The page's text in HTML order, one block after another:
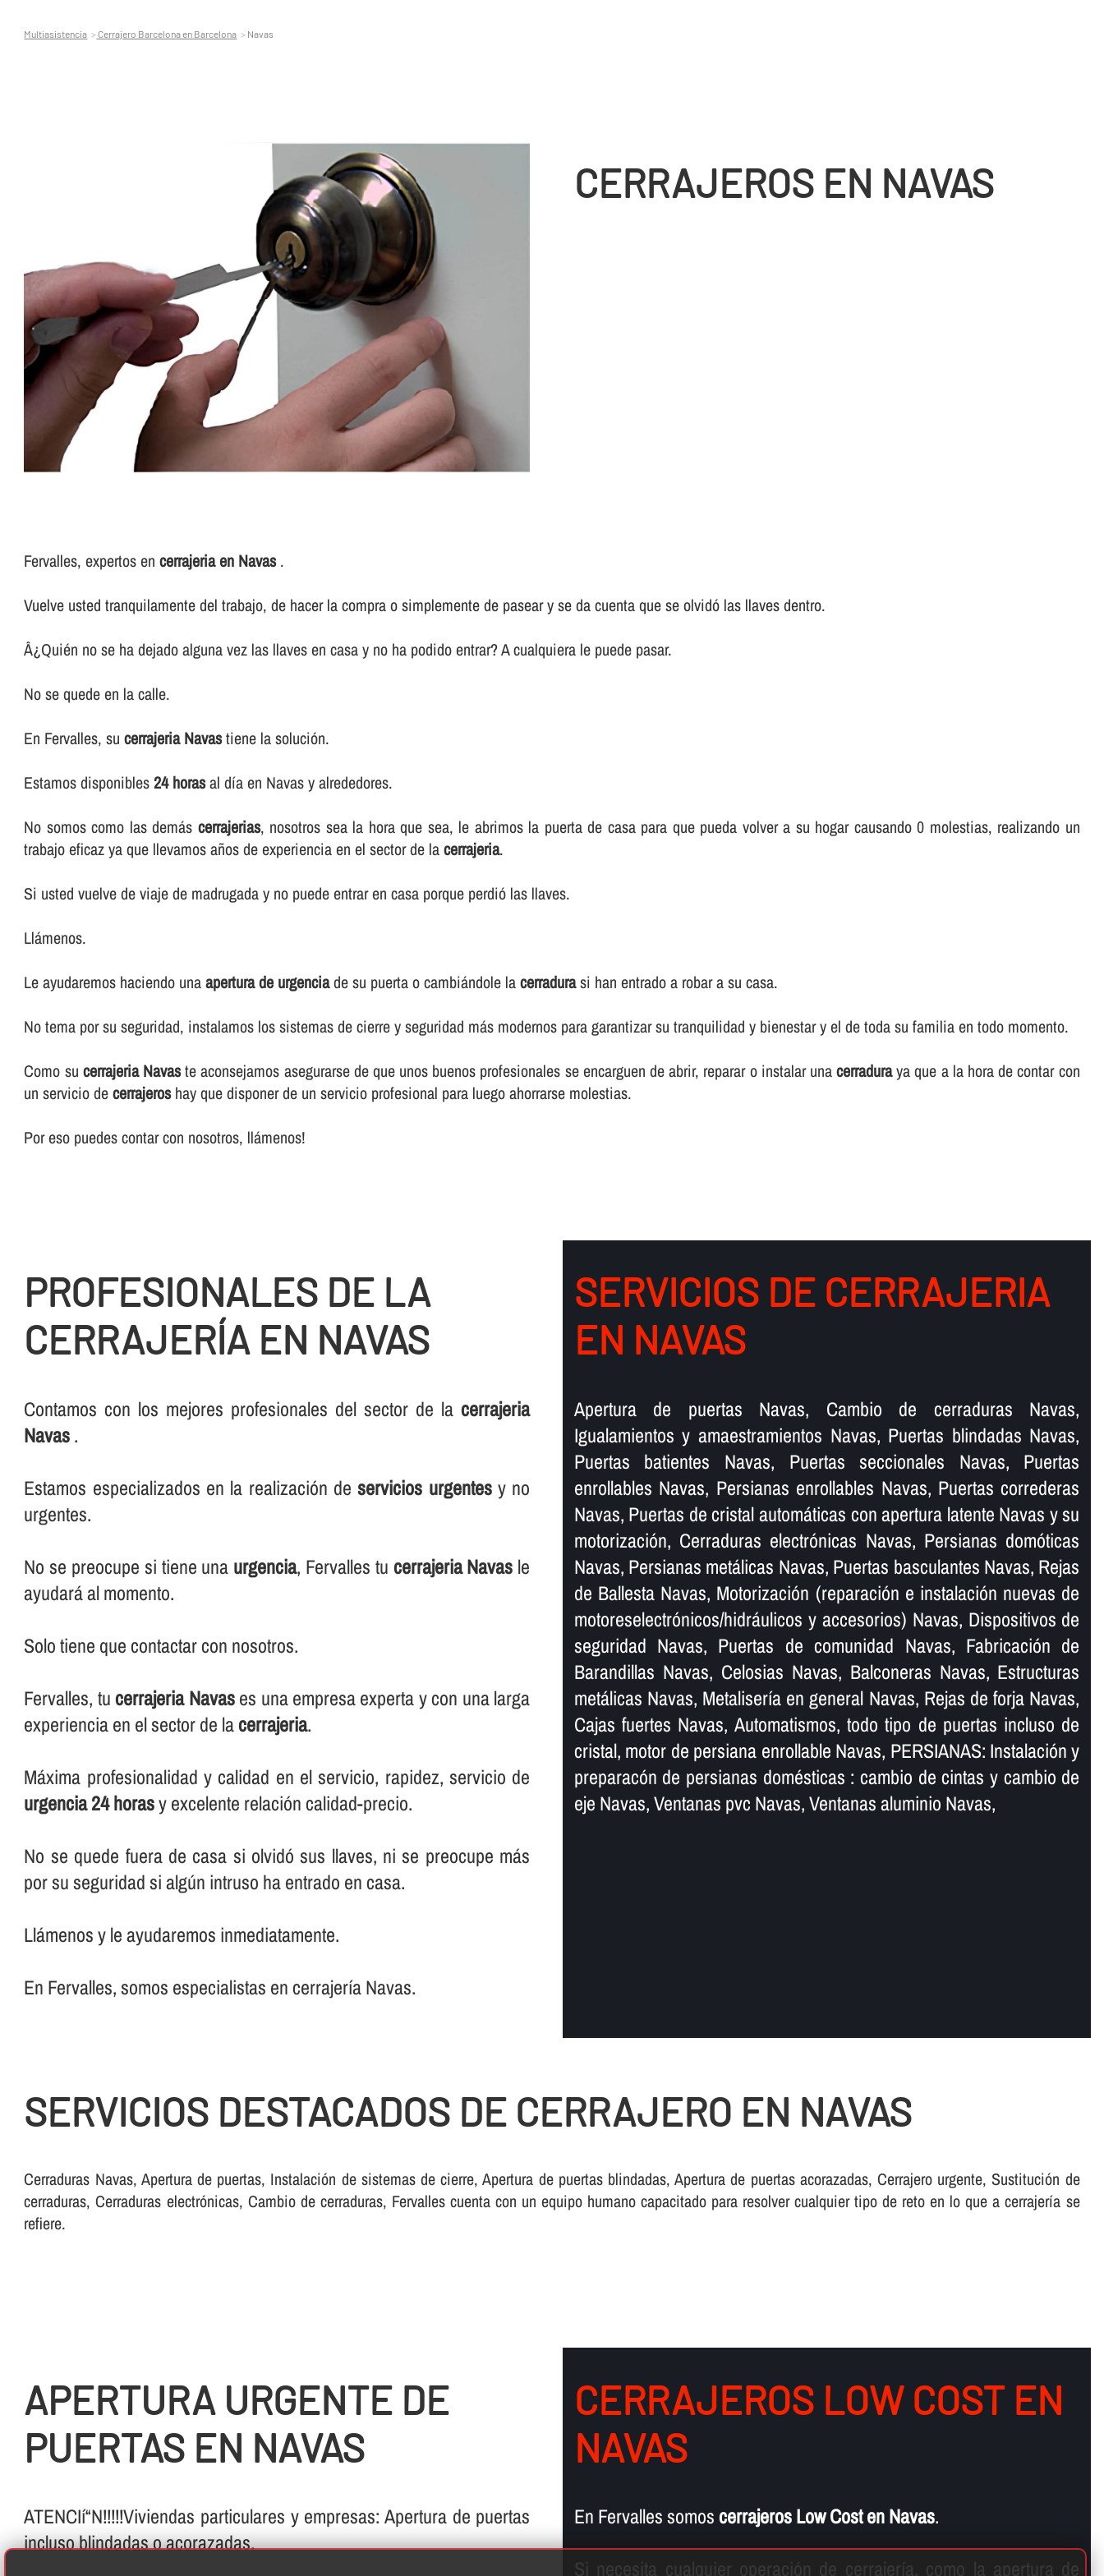
Multiasistencia Cerrajero Barcelona en Barcelona Navas
CERRAJEROS EN NAVAS
Fervalles, expertos encerrajeria en Navas.
Vuelve usted tranquilamente del trabajo, de hacer la compra o simplemente de pasear y se da cuenta que se olvidó las llaves dentro.
Â¿Quién no se ha dejado alguna vez las llaves en casa y no ha podido entrar? A cualquiera le puede pasar.
No se quede en la calle.
En Fervalles, sucerrajeria Navastiene la solución.
Estamos disponibles24 horasal dí­a en Navas y alrededores.
No somos como las demás cerrajerias, nosotros sea la hora que sea, le abrimos la puerta de casa para que pueda volver a su hogar causando 0 molestias, realizando un
trabajo eficaz ya que llevamos años de experiencia en el sector de lacerrajeria.
Si usted vuelve de viaje de madrugada y no puede entrar en casa porque perdió las llaves.
Llámenos.
Le ayudaremos haciendo unaapertura de urgenciade su puerta o cambiándole lacerradurasi han entrado a robar a su casa.
No tema por su seguridad, instalamos los sistemas de cierre y seguridad más modernos para garantizar su tranquilidad y bienestar y el de toda su familia en todo momento.
Como su cerrajeria Navaste aconsejamos asegurarse de que unos buenos profesionales se encarguen de abrir, reparar o instalar unacerraduraya que a la hora de contar con
un servicio decerrajeroshay que disponer de un servicio profesional para luego ahorrarse molestias.
Por eso puedes contar con nosotros, llámenos!
PROFESIONALES DE LA
CERRAJERÍ­A EN NAVAS
Contamos con los mejores profesionales del sector de lacerrajeria
Navas.
Estamos especializados en la realización deservicios urgentesy no
urgentes.
No se preocupe si tiene una urgencia, Fervalles tu cerrajeria Navas le
ayudará al momento.
Solo tiene que contactar con nosotros.
Fervalles, tucerrajeria Navases una empresa experta y con una larga
experiencia en el sector de lacerrajeria.
Máxima profesionalidad y calidad en el servicio, rapidez, servicio de
urgencia 24 horasy excelente relación calidad-precio.
No se quede fuera de casa si olvidó sus llaves, ni se preocupe más
por su seguridad si algún intruso ha entrado en casa.
Llámenos y le ayudaremos inmediatamente.
En Fervalles, somos especialistas en cerrajerí­a Navas.
SERVICIOS DE CERRAJERIA
EN NAVAS
Apertura de puertas Navas, Cambio de cerraduras Navas,
Igualamientos y amaestramientos Navas, Puertas blindadas Navas,
Puertas batientes Navas, Puertas seccionales Navas, Puertas
enrollables Navas, Persianas enrollables Navas, Puertas correderas
Navas, Puertas de cristal automáticas con apertura latente Navas y su
motorización, Cerraduras electrónicas Navas, Persianas domóticas
Navas, Persianas metálicas Navas, Puertas basculantes Navas, Rejas
de Ballesta Navas, Motorización (reparación e instalación nuevas de
motoreselectrónicos/hidráulicos y accesorios) Navas, Dispositivos de
seguridad Navas, Puertas de comunidad Navas, Fabricación de
Barandillas Navas, Celosias Navas, Balconeras Navas, Estructuras
metálicas Navas, Metaliserí­a en general Navas, Rejas de forja Navas,
Cajas fuertes Navas, Automatismos, todo tipo de puertas incluso de
cristal, motor de persiana enrollable Navas, PERSIANAS: Instalación y
preparacón de persianas domésticas : cambio de cintas y cambio de
eje Navas, Ventanas pvc Navas, Ventanas aluminio Navas,
SERVICIOS DESTACADOS DE CERRAJERO EN NAVAS
Cerraduras Navas, Apertura de puertas, Instalación de sistemas de cierre, Apertura de puertas blindadas, Apertura de puertas acorazadas, Cerrajero urgente, Sustitución de
cerraduras, Cerraduras electrónicas, Cambio de cerraduras, Fervalles cuenta con un equipo humano capacitado para resolver cualquier tipo de reto en lo que a cerrajerí­a se
refiere.
APERTURA URGENTE DE
PUERTAS EN NAVAS
ATENCIí“N!!!!!Viviendas particulares y empresas: Apertura de puertas
incluso blindadas o acorazadas.
CERRAJEROS LOW COST EN
NAVAS
En Fervalles somoscerrajeros Low Cost en Navas.
Si necesita cualquier operación de cerrajerí­a, como la apertura de